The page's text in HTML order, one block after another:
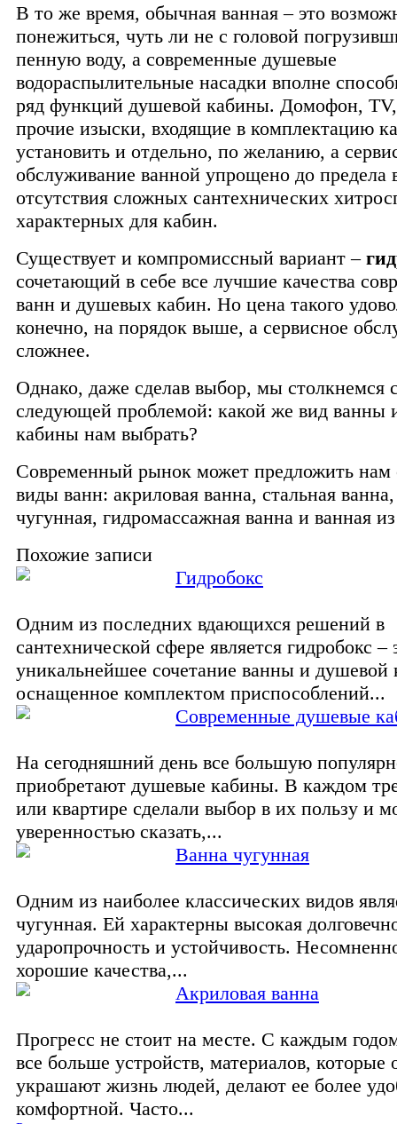
В то же время, обычная ванная – это
понежиться, чуть ли не с головой
пенную воду, а современные душевые
водораспылительные насадки вполне
ряд функций душевой кабины. Домофон,
прочие изыски, входящие в комплектацию
установить и отдельно, по желанию, а
обслуживание ванной упрощено до предела
отсутствия сложных сантехнических
характерных для кабин.
Существует и компромиссный вариант –
сочетающий в себе все лучшие качества
ванн и душевых кабин. Но цена такого
конечно, на порядок выше, а сервисное
сложнее.
Однако, даже сделав выбор, мы столкнемся
следующей проблемой: какой же вид ванны
кабины нам выбрать?
Современный рынок может предложить
виды ванн: акриловая ванна, стальная
чугунная, гидромассажная ванна и ванная
Похожие записи
Гидробокс
Одним из последних вдающихся решений в
сантехнической сфере является гидробокс –
уникальнейшее сочетание ванны и душевой
оснащенное комплектом приспособлений...
Современные душевые
На сегодняшний день все большую
приобретают душевые кабины. В каждом
или квартире сделали выбор в их пользу и
уверенностью сказать,...
Ванна чугунная
Одним из наиболее классических видов
чугунная. Ей характерны высокая
ударопрочность и устойчивость.
хорошие качества,...
Акриловая ванна
Прогресс не стоит на месте. С каждым
все больше устройств, материалов, которые
украшают жизнь людей, делают ее более
комфортной. Часто...